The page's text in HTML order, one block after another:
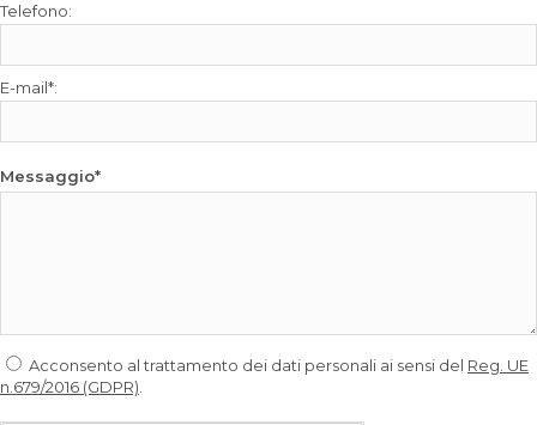
Telefono:
E-mail*:
Messaggio*
Acconsento al trattamento dei dati personali ai sensi del Reg. UE
n.679/2016 (GDPR)